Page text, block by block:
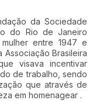
da Sociedade
do Rio de Janeiro
mulher entre 1947 e
Associação Brasileira
visava incentivar
de trabalho, sendo
que através de
em homenagear .